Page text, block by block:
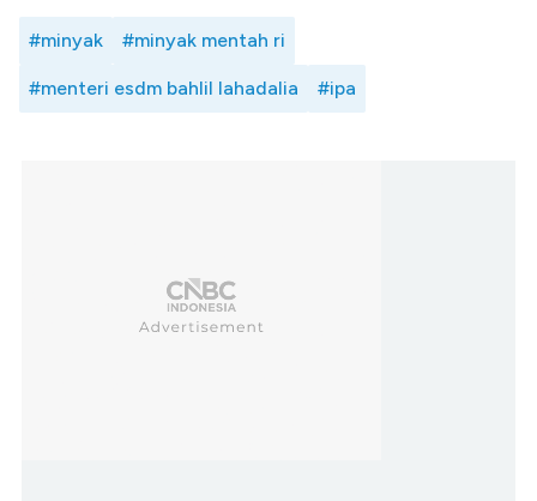
#minyak #minyak mentah ri
#menteri esdm bahlil lahadalia #ipa